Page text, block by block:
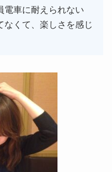
電車に耐えられない
なくて、楽しさを感じ